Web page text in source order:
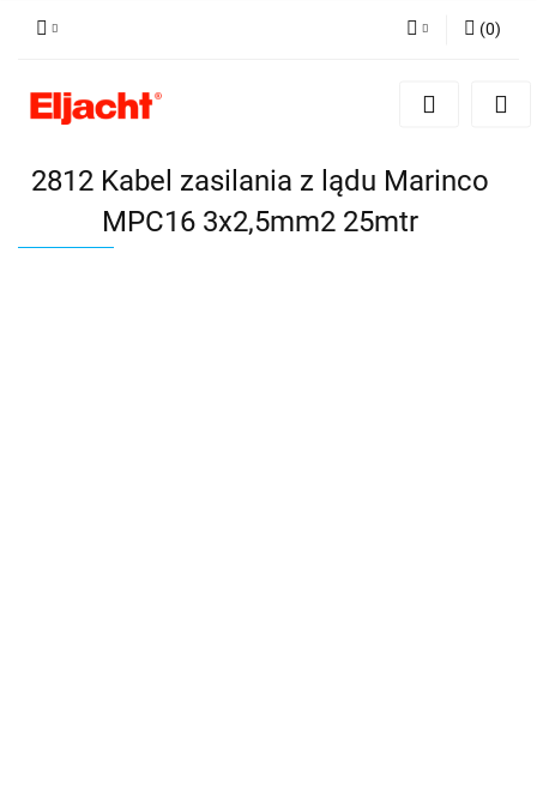
Zaloguj się
(0)
2812 Kabel zasilania z lądu Marinco
MPC16 3x2,5mm2 25mtr